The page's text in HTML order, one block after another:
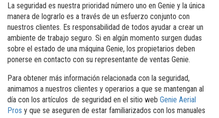
La seguridad es nuestra prioridad número uno en Genie y la única
manera de lograrlo es a través de un esfuerzo conjunto con
nuestros clientes. Es responsabilidad de todos ayudar a crear un
ambiente de trabajo seguro. Si en algún momento surgen dudas
sobre el estado de una máquina Genie, los propietarios deben
ponerse en contacto con su representante de ventas Genie.
Para obtener más información relacionada con la seguridad,
animamos a nuestros clientes y operarios a que se mantengan al
día con los artículos de seguridad en el sitio web Genie Aerial
Pros y que se aseguren de estar familiarizados con los manuales